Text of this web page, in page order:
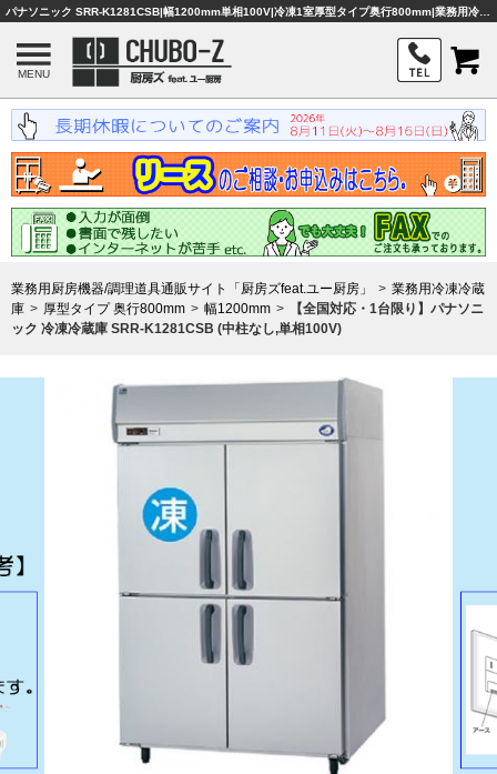
MENU
業務用厨房機器/調理道具通販サイト「厨房ズfeat.ユー厨房」
業務用冷凍冷蔵
庫
厚型タイプ 奥行800mm 幅1200mm
【全国対応・1台限り】パナソニ
ック 冷凍冷蔵庫 SRR-K1281CSB (中柱なし,単相100V)